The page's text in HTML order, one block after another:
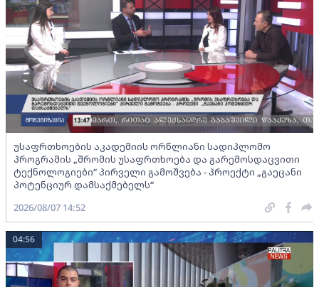
უსაფრთხოების აკადემიის ორწლიანი სადიპლომო
პროგრამის „შრომის უსაფრთხოება და გარემოსდაცვითი
ტექნოლოგიები“ პირველი გამოშვება - პროექტი „გაეცანი
პოტენციურ დამსაქმებელს“
2026/08/07 14:52
04:56